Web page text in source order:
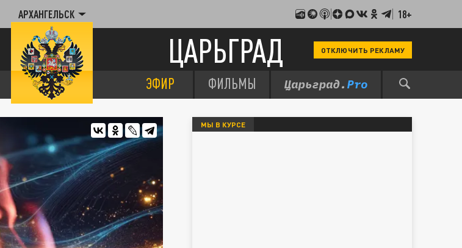
АРХАНГЕЛЬСК 18+
ЦАРЬГРАД ОТКЛЮЧИТЬ РЕКЛАМУ
ЭФИР ФИЛЬМЫ
МЫ В КУРСЕ